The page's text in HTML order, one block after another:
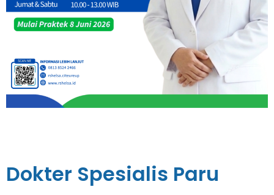
Dokter Spesialis Paru